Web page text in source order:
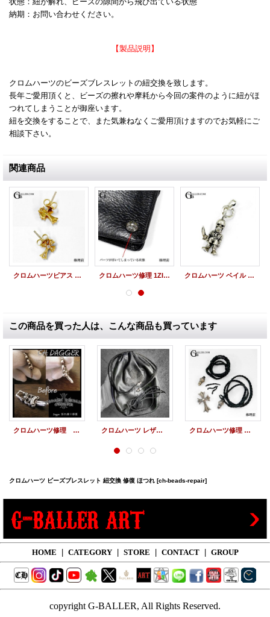
納期：お問い合わせください。
【製品説明】
クロムハーツのビーズブレスレットの紐交換を致します。
長年ご愛用頂くと、ビーズの擦れや摩耗から今回の案件のように紐がほ
つれてしまうことが御座います。
紐を交換をすることで、また気兼ねなくご愛用頂けますのでお気軽にご
相談下さい。
関連商品
クロムハーツピアス ポスト折れ 棒折れ 歪み 修理 22K CHクロススタッドピアス ダイヤ クロムハーツ修理 1ZIP レザーウォレット クロスボールボタン修理 破損取れ クロムハーツ ベイル 製作 FOTI フォティ ペペ ペンダント 製作取付
この商品を買った人は、こんな商品も買っています
クロムハーツ修理 加工 破損 折れ修復 歪み 形状修復 クロムハーツ レザー 修理 革紐 レザーブレード 交換 ボロチップ 外し ドローストリングス クロスパッチ 巾着 クロムハーツ修理 革紐 レザーブレイド ボロチップ 交換 CHクロス スモール ペンダント
クロムハーツ ビーズブレスレット 紐交換 修復 ほつれ [ch-beads-repair]
HOME | CATEGORY | STORE | CONTACT | GROUP
copyright G-BALLER, All Rights Reserved.